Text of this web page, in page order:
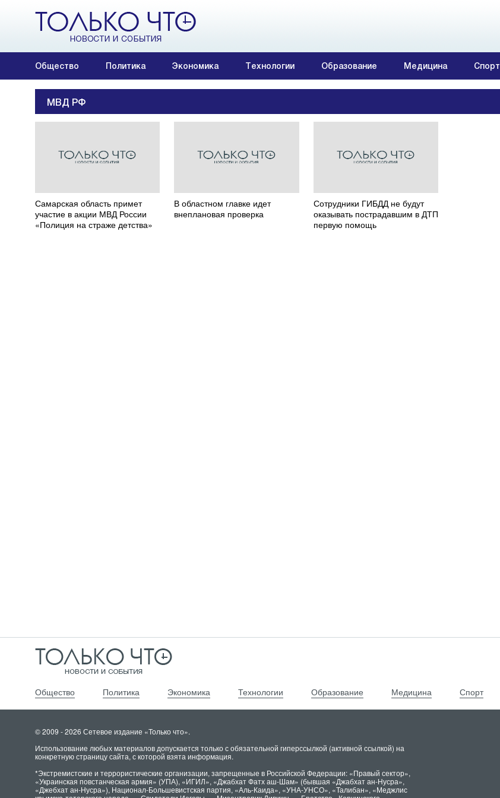
Общество Политика Экономика Технологии Образование Медицина Спорт
МВД РФ
Самарская область примет
участие в акции МВД России
«Полиция на страже детства»
В областном главке идет
внеплановая проверка
Сотрудники ГИБДД не будут
оказывать пострадавшим в ДТП
первую помощь
Общество Политика Экономика Технологии Образование Медицина Спорт
© 2009 - 2026 Сетевое издание «Только что».
Использование любых материалов допускается только с обязательной гиперссылкой (активной ссылкой) на
конкретную страницу сайта, с которой взята информация.
*Экстремистские и террористические организации, запрещенные в Российской Федерации: «Правый сектор»,
«Украинская повстанческая армия» (УПА), «ИГИЛ», «Джабхат Фатх аш-Шам» (бывшая «Джабхат ан-Нусра»,
«Джебхат ан-Нусра»), Национал-Большевистская партия, «Аль-Каида», «УНА-УНСО», «Талибан», «Меджлис